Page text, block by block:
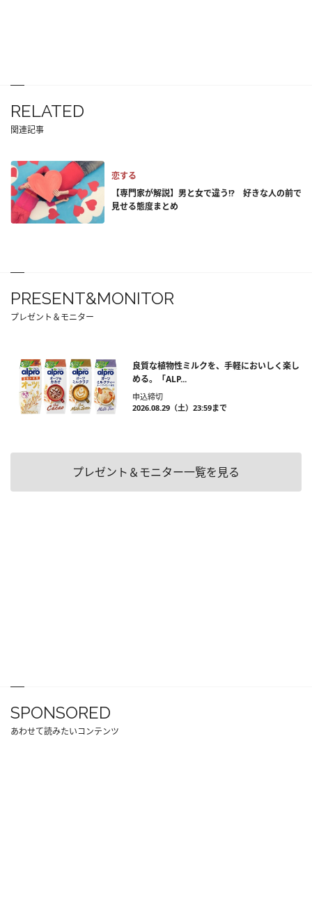
RELATED
関連記事
恋する
【専門家が解説】男と女で違う!? 好きな人の前で
見せる態度まとめ
PRESENT&MONITOR
プレゼント＆モニター
良質な植物性ミルクを、手軽においしく楽し
める。「ALP...
申込締切
2026.08.29（土）23:59まで
プレゼント＆モニター一覧を見る
SPONSORED
あわせて読みたいコンテンツ